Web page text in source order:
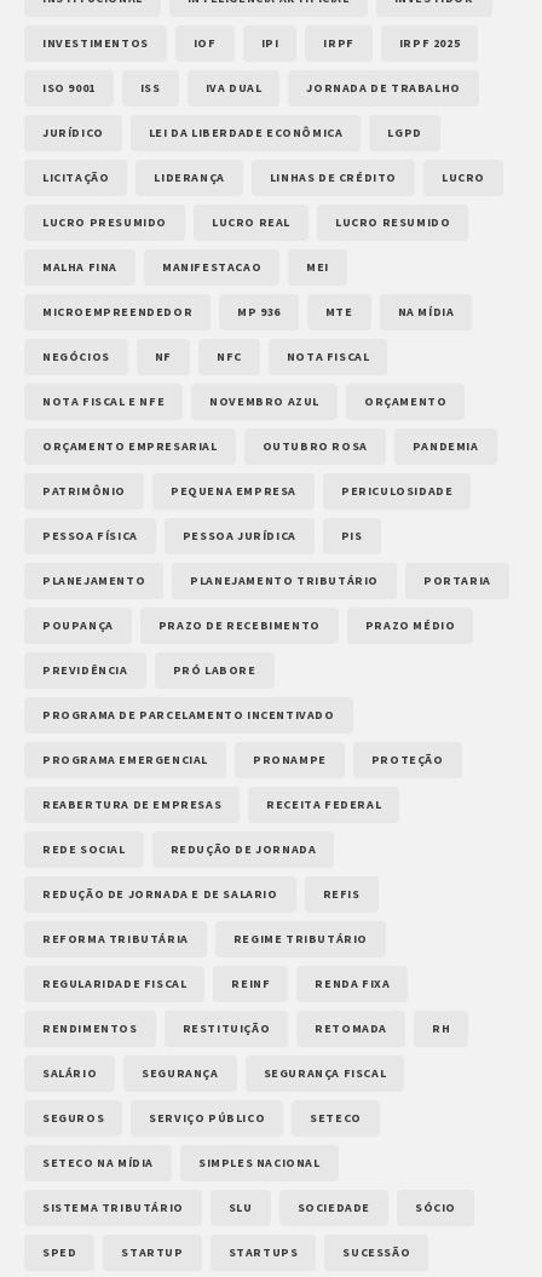
INVESTIMENTOS IOF IPI IRPF IRPF 2025
ISO 9001 ISS IVA DUAL JORNADA DE TRABALHO
JURÍDICO LEI DA LIBERDADE ECONÔMICA LGPD
LICITAÇÃO LIDERANÇA LINHAS DE CRÉDITO LUCRO
LUCRO PRESUMIDO LUCRO REAL LUCRO RESUMIDO
MALHA FINA MANIFESTACAO MEI
MICROEMPREENDEDOR MP 936 MTE NA MÍDIA
NEGÓCIOS NF NFC NOTA FISCAL
NOTA FISCAL E NFE NOVEMBRO AZUL ORÇAMENTO
ORÇAMENTO EMPRESARIAL OUTUBRO ROSA PANDEMIA
PATRIMÔNIO PEQUENA EMPRESA PERICULOSIDADE
PESSOA FÍSICA PESSOA JURÍDICA PIS
PLANEJAMENTO PLANEJAMENTO TRIBUTÁRIO PORTARIA
POUPANÇA PRAZO DE RECEBIMENTO PRAZO MÉDIO
PREVIDÊNCIA PRÓ LABORE
PROGRAMA DE PARCELAMENTO INCENTIVADO
PROGRAMA EMERGENCIAL PRONAMPE PROTEÇÃO
REABERTURA DE EMPRESAS RECEITA FEDERAL
REDE SOCIAL REDUÇÃO DE JORNADA
REDUÇÃO DE JORNADA E DE SALARIO REFIS
REFORMA TRIBUTÁRIA REGIME TRIBUTÁRIO
REGULARIDADE FISCAL REINF RENDA FIXA
RENDIMENTOS RESTITUIÇÃO RETOMADA RH
SALÁRIO SEGURANÇA SEGURANÇA FISCAL
SEGUROS SERVIÇO PÚBLICO SETECO
SETECO NA MÍDIA SIMPLES NACIONAL
SISTEMA TRIBUTÁRIO SLU SOCIEDADE SÓCIO
SPED STARTUP STARTUPS SUCESSÃO